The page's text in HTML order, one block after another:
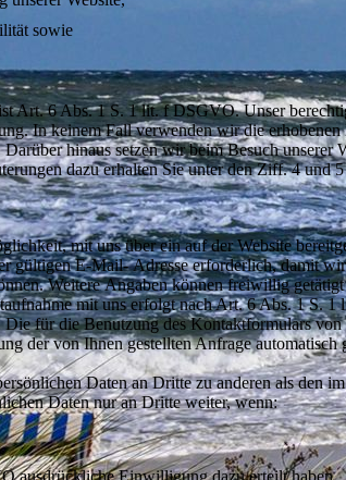
sowie
Art. 6 Abs. 1 S. 1 lit. f DSGVO. Unser
In keinem Fall verwenden wir die erhobenen
hinaus setzen wir beim Besuch unserer
dazu erhalten Sie unter den Ziff. 4 und
mit uns über ein auf der Website
gültigen E-Mail- Adresse erforderlich, damit
Weitere Angaben können freiwillig
mit uns erfolgt nach Art. 6 Abs. 1 S.
für die Benutzung des Kontaktformulars von
der von Ihnen gestellten Anfrage automatisch
Daten an Dritte zu anderen als den
Daten nur an Dritte weiter, wenn: